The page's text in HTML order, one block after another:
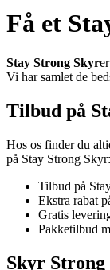
Få et
Stay Strong Skyr
Vi har samlet de
Tilbud på
Hos os finder du
på Stay Strong Skyr:
Tilbud på
Ekstra rabat
Gratis
Pakketilbud
Skyr